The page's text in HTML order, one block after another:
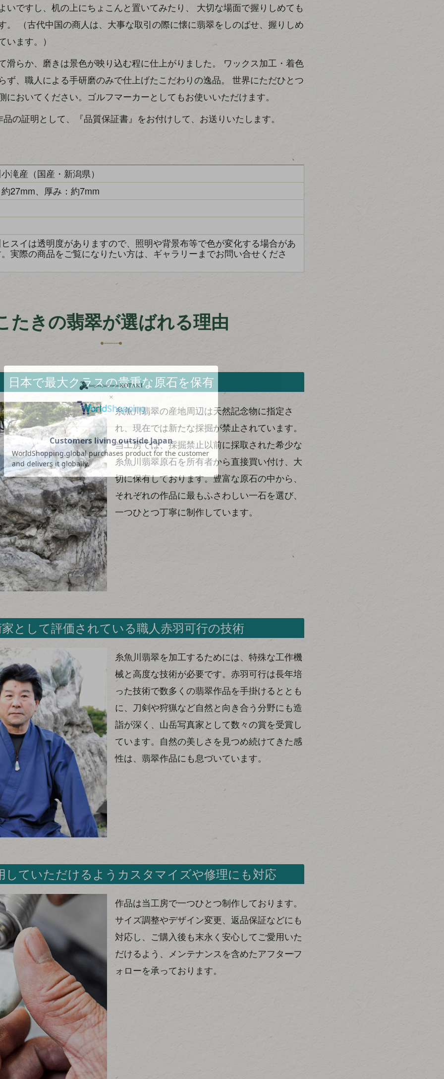
いですし、机の上にちょこんと置いてみたり、 大切な場面で握りしめても
。 （古代中国の商人は、大事な取引の際に懐に翡翠をしのばせ、握りしめ
います。）
滑らか、磨きは景色が映り込む程に仕上がりました。 ワックス加工・着色
ず、職人による手研磨のみで仕上げたこだわりの逸品。 世界にただひとつ
においてください。ゴルフマーカーとしてもお使いいただけます。
の証明として、『品質保証書』をお付けして、お送りいたします。
滝産（国産・新潟県）
27mm、厚み：約7mm
スイは透明度がありますので、照明や背景布等で色が変化する場合があ
実際の商品をご覧になりたい方は、ギャラリーまでお問い合せくださ
たきの翡翠が選ばれる理由
日本で最大クラスの貴重な原石を保有
糸魚川翡翠の産地周辺は天然記念物に指定さ
れ、現在では新たな採掘が禁止されています。
当工房では、採掘禁止以前に採取された希少な
糸魚川翡翠原石を所有者から直接買い付け、大
切に保有しております。豊富な原石の中から、
それぞれの作品に最もふさわしい一石を選び、
一つひとつ丁寧に制作しています。
として評価されている職人赤羽可行の技術
糸魚川翡翠を加工するためには、特殊な工作機
械と高度な技術が必要です。赤羽可行は長年培
った技術で数多くの翡翠作品を手掛けるととも
に、刀剣や狩猟など自然と向き合う分野にも造
詣が深く、山岳写真家として数々の賞を受賞し
ています。自然の美しさを見つめ続けてきた感
性は、翡翠作品にも息づいています。
していただけるようカスタマイズや修理にも対応
作品は当工房で一つひとつ制作しております。
サイズ調整やデザイン変更、返品保証などにも
対応し、ご購入後も末永く安心してご愛用いた
だけるよう、メンテナンスを含めたアフターフ
ォローを承っております。